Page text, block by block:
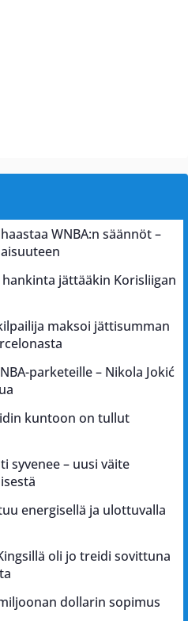
WNBA:n säännöt –
jättääkin Korisliigan
maksoi jättisumman
parketeille – Nikola Jokić
kuntoon on tullut
syvenee – uusi väite
energisellä ja ulottuvalla
oli jo treidi sovittuna
dollarin sopimus